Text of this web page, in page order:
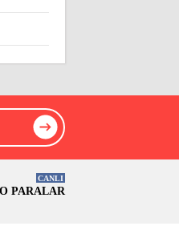
PARALAR
CANLI